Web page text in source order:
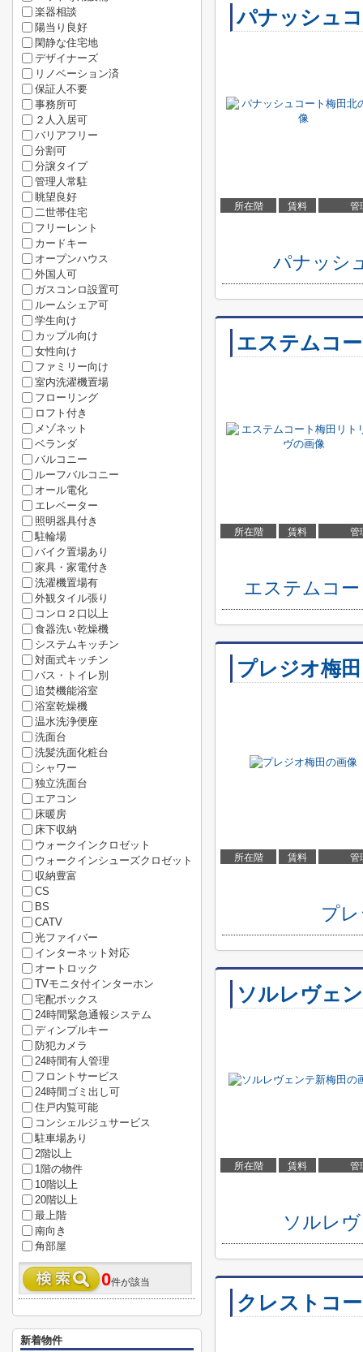
パナッシュ
所在階 賃料 管
パナッシ
エステムコ
所在階 賃料 管
エステムコ
プレジオ梅田
所在階 賃料 管
プ
ソルレヴェ
所在階 賃料 管
ソルレ
クレストコ
楽器相談
陽当り良好
閑静な住宅地
デザイナーズ
リノベーション済
保証人不要
事務所可
２人入居可
バリアフリー
分割可
分譲タイプ
管理人常駐
眺望良好
二世帯住宅
フリーレント
カードキー
オープンハウス
外国人可
ガスコンロ設置可
ルームシェア可
学生向け
カップル向け
女性向け
ファミリー向け
室内洗濯機置場
フローリング
ロフト付き
メゾネット
ベランダ
バルコニー
ルーフバルコニー
オール電化
エレベーター
照明器具付き
駐輪場
バイク置場あり
家具・家電付き
洗濯機置場有
外観タイル張り
コンロ２口以上
食器洗い乾燥機
システムキッチン
対面式キッチン
バス・トイレ別
追焚機能浴室
浴室乾燥機
温水洗浄便座
洗面台
洗髪洗面化粧台
シャワー
独立洗面台
エアコン
床暖房
床下収納
ウォークインクロゼット
ウォークインシューズクロゼット
収納豊富
CS
BS
CATV
光ファイバー
インターネット対応
オートロック
TVモニタ付インターホン
宅配ボックス
24時間緊急通報システム
ディンプルキー
防犯カメラ
24時間有人管理
フロントサービス
24時間ゴミ出し可
住戸内覧可能
コンシェルジュサービス
駐車場あり
2階以上
1階の物件
10階以上
20階以上
最上階
南向き
角部屋
0件が該当
新着物件